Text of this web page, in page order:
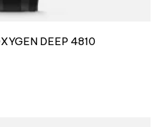
DEEP 4810